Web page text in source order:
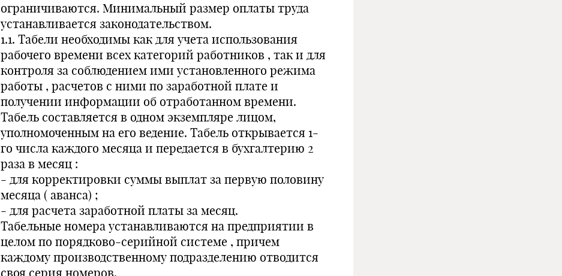
ограничиваются. Минимальный размер оплаты труда
устанавливается законодательством.
1.1. Табели необходимы как для учета использования
рабочего времени всех категорий работников , так и для
контроля за соблюдением ими установленного режима
работы , расчетов с ними по заработной плате и
получении информации об отработанном времени.
Табель составляется в одном экземпляре лицом,
уполномоченным на его ведение. Табель открывается 1-
го числа каждого месяца и передается в бухгалтерию 2
раза в месяц :
- для корректировки суммы выплат за первую половину
месяца ( аванса) ;
- для расчета заработной платы за месяц.
Табельные номера устанавливаются на предприятии в
целом по порядково-серийной системе , причем
каждому производственному подразделению отводится
своя серия номеров.